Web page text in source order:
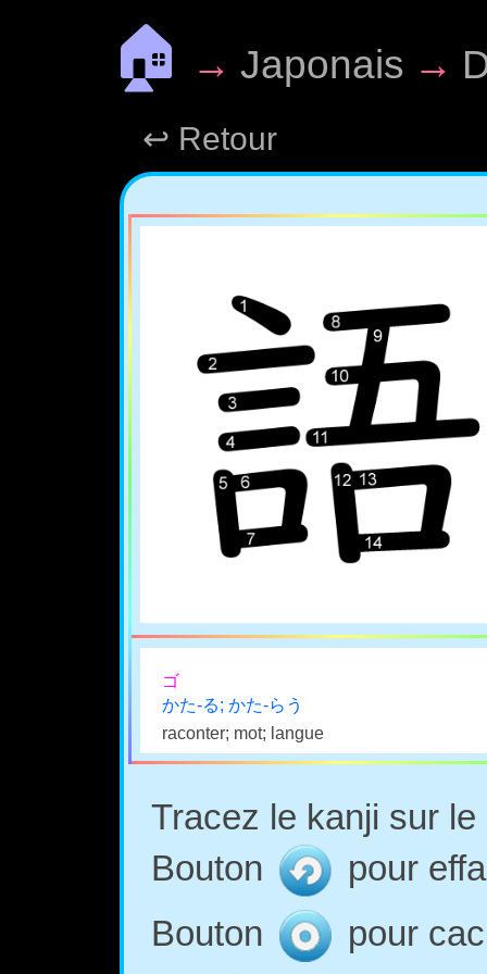
🏠 → Japonais →
↩ Retour
ゴ
かた-る; かた-らう
raconter; mot; langue
Tracez le kanji sur
Bouton
pour
Bouton
pour